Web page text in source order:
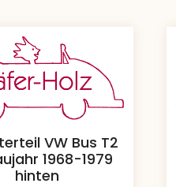
VW Bus T2
1968-1979
hinten